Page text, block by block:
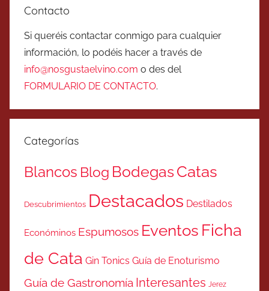
Contacto
Si queréis contactar conmigo para cualquier
información, lo podéis hacer a través de
info@nosgustaelvino.com o des del
FORMULARIO DE CONTACTO.
Categorías
Blancos Blog BodegasCatas
Descubrimientos Destacados Destilados
Económinos Espumosos Eventos Ficha
de Cata Gin Tonics Guía de Enoturismo
Guía de Gastronomía Interesantes Jerez